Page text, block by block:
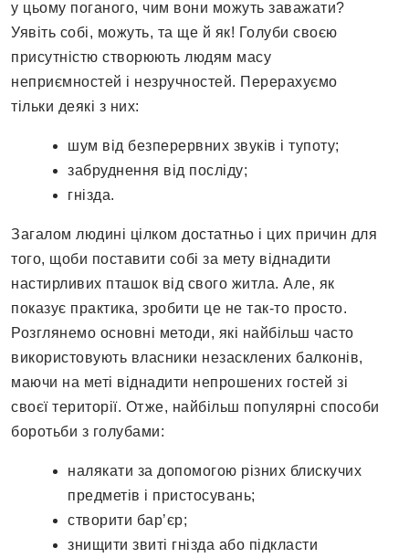
у цьому поганого, чим вони можуть заважати?
Уявіть собі, можуть, та ще й як! Голуби своєю
присутністю створюють людям масу
неприємностей і незручностей. Перерахуємо
тільки деякі з них:
шум від безперервних звуків і тупоту;
забруднення від посліду;
гнізда.
Загалом людині цілком достатньо і цих причин для
того, щоби поставити собі за мету віднадити
настирливих пташок від свого житла. Але, як
показує практика, зробити це не так-то просто.
Розглянемо основні методи, які найбільш часто
використовують власники незасклених балконів,
маючи на меті віднадити непрошених гостей зі
своєї території. Отже, найбільш популярні способи
боротьби з голубами:
налякати за допомогою різних блискучих
предметів і пристосувань;
створити бар’єр;
знищити звиті гнізда або підкласти